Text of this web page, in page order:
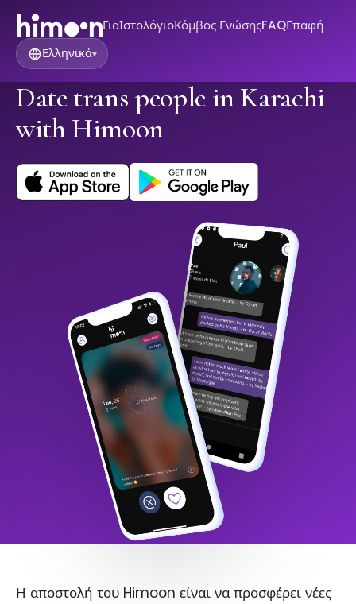
ΓιαΙστολόγιοΚόμβος ΓνώσηςFAQΕπαφή
Ελληνικά▾
Date trans people in Karachi
with Himoon
Η αποστολή του Himoon είναι να προσφέρει νέες